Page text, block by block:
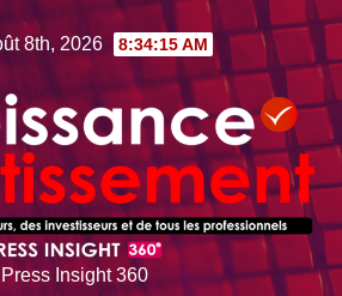
8th, 2026 8:34:16 AM
Press Insight 360